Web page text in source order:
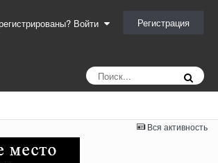
Войти Регистрация
Вся активность